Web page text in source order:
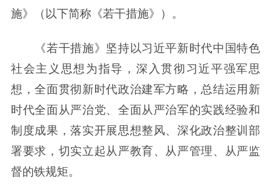
施》（以下简称《若干措施》）。
《若干措施》坚持以习近平新时代中国特色
社会主义思想为指导，深入贯彻习近平强军思
想，全面贯彻新时代政治建军方略，总结运用新
时代全面从严治党、全面从严治军的实践经验和
制度成果，落实开展思想整风、深化政治整训部
署要求，切实立起从严教育、从严管理、从严监
督的铁规矩。